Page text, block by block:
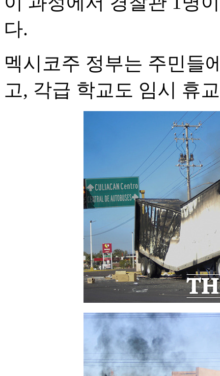
다.
멕시코주 정부는 주민들
고, 각급 학교도 임시 휴